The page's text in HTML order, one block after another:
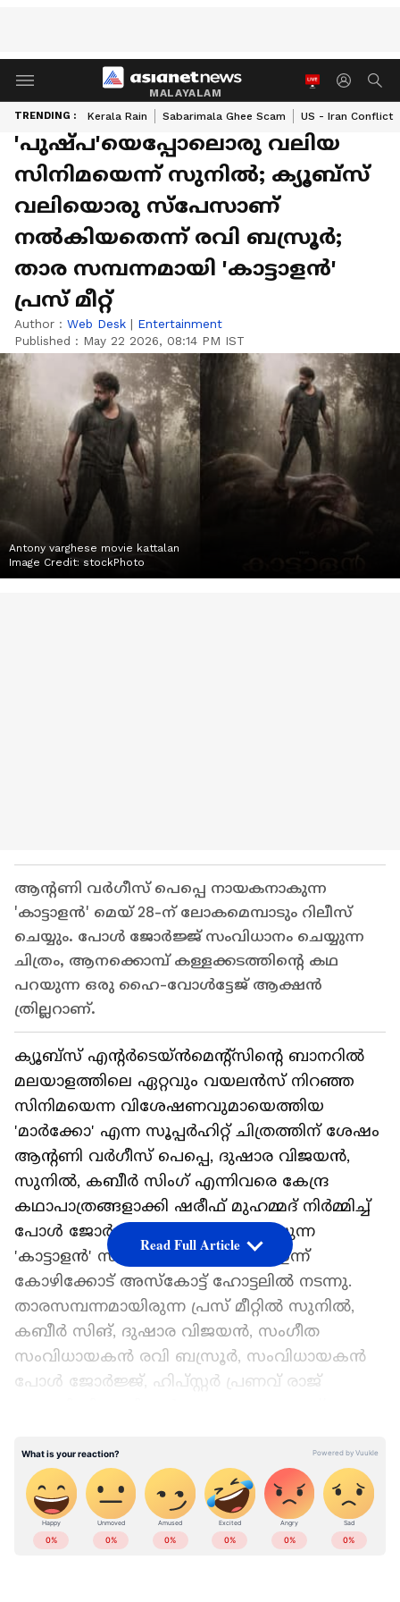
MALAYALAM
TRENDING : Kerala Rain Sabarimala Ghee Scam US - Iran Conflict
'പുഷ്പ'യെപ്പോലൊരു വലിയ
സിനിമയെന്ന് സുനിൽ; ക്യൂബ്സ്
വലിയൊരു സ്പേസാണ്
നൽകിയതെന്ന് രവി ബസ്രൂർ;
താര സമ്പന്നമായി 'കാട്ടാളൻ'
പ്രസ് മീറ്റ്
Author : Web Desk | Entertainment
Published : May 22 2026, 08:14 PM IST
Antony varghese movie kattalan
Image Credit: stockPhoto
ആൻ്റണി വർഗീസ് പെപ്പെ നായകനാകുന്ന
'കാട്ടാളൻ' മെയ് 28-ന് ലോകമെമ്പാടും റിലീസ്
ചെയ്യും. പോൾ ജോർജ്ജ് സംവിധാനം ചെയ്യുന്ന
ചിത്രം, ആനക്കൊമ്പ് കള്ളക്കടത്തിൻ്റെ കഥ
പറയുന്ന ഒരു ഹൈ-വോൾട്ടേജ് ആക്ഷൻ
ത്രില്ലറാണ്.
ക്യൂബ്സ് എൻ്റർടെയ്ൻമെന്‍റ്സിന്‍റെ ബാനറിൽ
മലയാളത്തിലെ ഏറ്റവും വയലൻസ് നിറഞ്ഞ
സിനിമയെന്ന വിശേഷണവുമായെത്തിയ
'മാർക്കോ' എന്ന സൂപ്പർഹിറ്റ് ചിത്രത്തിന് ശേഷം
ആൻ്റണി വർഗീസ് പെപ്പെ, ദുഷാര വിജയൻ,
സുനിൽ, കബീർ സിംഗ് എന്നിവരെ കേന്ദ്ര
കഥാപാത്രങ്ങളാക്കി ഷരീഫ് മുഹമ്മദ് നിർമ്മിച്ച്
പോൾ ജോർജ്ജ് സംവിധാനം ചെയ്യുന്ന
'കാട്ടാളൻ' സിനിമയുടെ പ്രസ് മീറ്റ് ഇന്ന്
കോഴിക്കോട് അസ്കോട്ട് ഹോട്ടലിൽ നടന്നു.
താരസമ്പന്നമായിരുന്ന പ്രസ് മീറ്റിൽ സുനിൽ,
കബീർ സിങ്, ദുഷാര വിജയൻ, സംഗീത
സംവിധായകൻ രവി ബസ്രൂർ, സംവിധായകൻ
പോള്‍ ജോര്‍ജ്ജ്, ഹിപ്സ്റ്റർ പ്രണവ് രാജ്
റിലീസിനായി ഒരുങ്ങുന്നത്.
Add Asianetnews as a Preferred
Source
Read Full Article